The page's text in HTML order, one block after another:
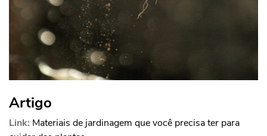
Artigo
Link: Materiais de jardinagem que você precisa ter para